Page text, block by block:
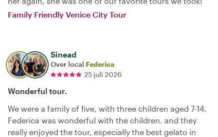
Family Friendly Venice City Tour
Sinead
Over local Federica
25 juli 2026
Wonderful tour.
We were a family of five, with three children aged 7-14.
Federica was wonderful with the children. and they
really enjoyed the tour, especially the best gelato in